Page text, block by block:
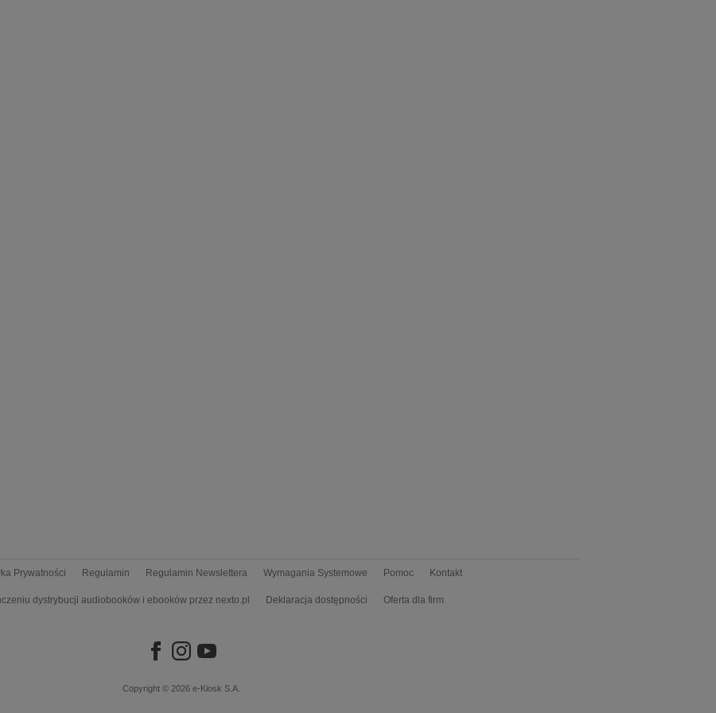
Prywatności Regulamin Regulamin Newslettera Wymagania Systemowe Pomoc Kontakt
dystrybucji audiobooków i ebooków przez nexto.pl Deklaracja dostępności Oferta dla firm
Copyright © 2026 e-Kiosk S.A.